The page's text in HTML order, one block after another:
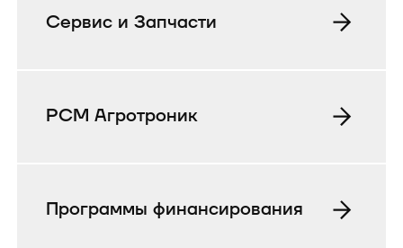
Сервис и Запчасти
РСМ Агротроник
Программы финансирования